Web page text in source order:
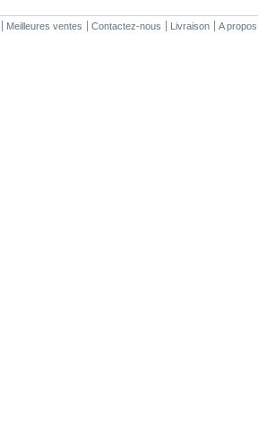
Meilleures ventes Contactez-nous Livraison A propos